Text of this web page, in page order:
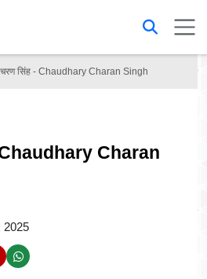
चरण सिंह - Chaudhary Charan Singh
Chaudhary Charan